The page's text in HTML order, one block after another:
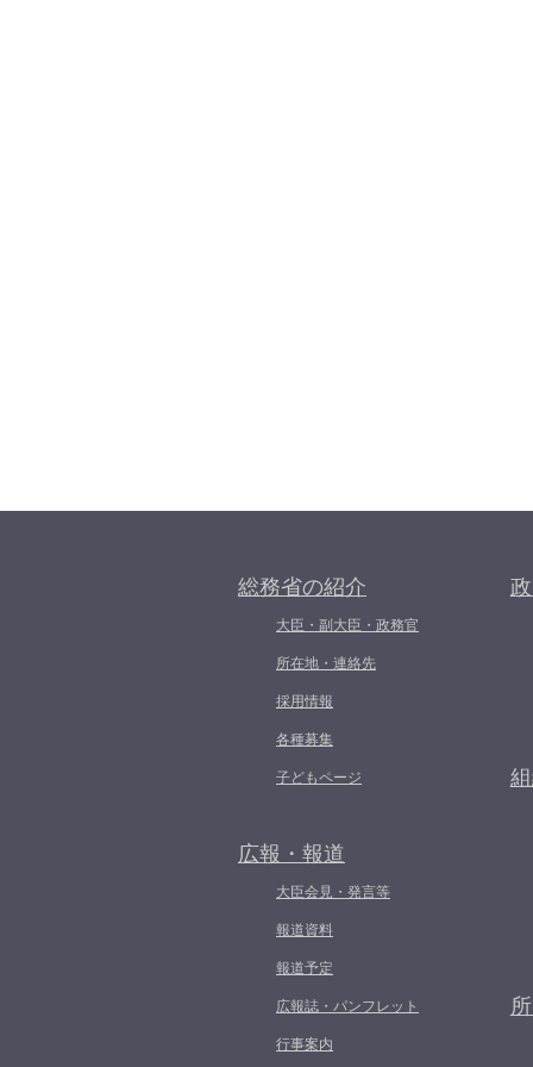
総務省の紹介
大臣・副大臣・政務官
所在地・連絡先
採用情報
各種募集
子どもページ
広報・報道
大臣会見・発言等
報道資料
報道予定
広報誌・パンフレット
行事案内